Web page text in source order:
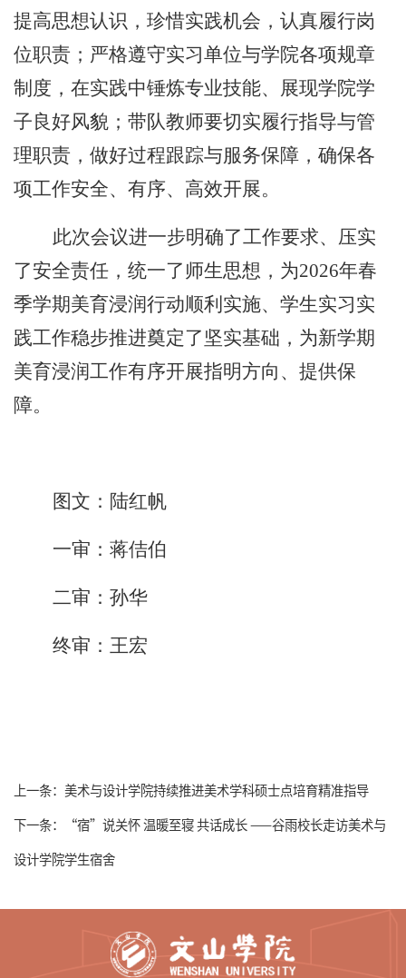
提高思想认识，珍惜实践机会，认真履行岗
位职责；严格遵守实习单位与学院各项规章
制度，在实践中锤炼专业技能、展现学院学
子良好风貌；带队教师要切实履行指导与管
理职责，做好过程跟踪与服务保障，确保各
项工作安全、有序、高效开展。
此次会议进一步明确了工作要求、压实
了安全责任，统一了师生思想，为2026年春
季学期美育浸润行动顺利实施、学生实习实
践工作稳步推进奠定了坚实基础，为新学期
美育浸润工作有序开展指明方向、提供保
障。
图文：陆红帆
一审 ：蒋佶伯
二审：孙华
终审：王宏
上一条： 美术与设计学院持续推进美术学科硕士点培育精准指导
下一条：
“宿”说关怀 温暖至寝 共话成长 ——谷雨校长走访美术与
设计学院学生宿舍